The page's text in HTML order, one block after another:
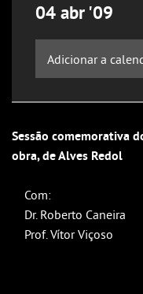
04 abr '09
Adicionar a
Outlook
Yahoo! Calendar
Sessão comemorativa
obra, de Alves Redol
Com:
Dr. Roberto Caneira
Prof. Vítor Viçoso